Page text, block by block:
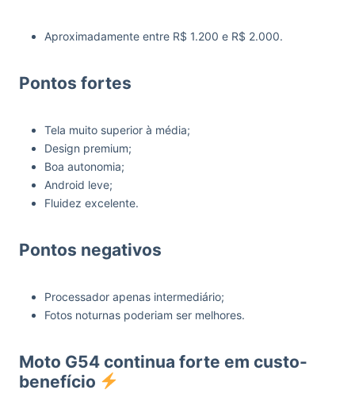
Aproximadamente entre R$ 1.200 e R$ 2.000.
Pontos fortes
Tela muito superior à média;
Design premium;
Boa autonomia;
Android leve;
Fluidez excelente.
Pontos negativos
Processador apenas intermediário;
Fotos noturnas poderiam ser melhores.
Moto G54 continua forte em custo-
benefício